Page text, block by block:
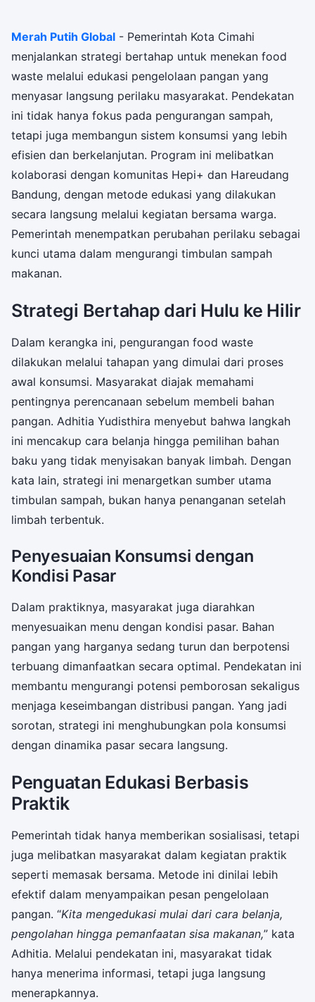
Merah Putih Global - Pemerintah Kota Cimahi
menjalankan strategi bertahap untuk menekan food
waste melalui edukasi pengelolaan pangan yang
menyasar langsung perilaku masyarakat. Pendekatan
ini tidak hanya fokus pada pengurangan sampah,
tetapi juga membangun sistem konsumsi yang lebih
efisien dan berkelanjutan. Program ini melibatkan
kolaborasi dengan komunitas Hepi+ dan Hareudang
Bandung, dengan metode edukasi yang dilakukan
secara langsung melalui kegiatan bersama warga.
Pemerintah menempatkan perubahan perilaku sebagai
kunci utama dalam mengurangi timbulan sampah
makanan.
Strategi Bertahap dari Hulu ke Hilir
Dalam kerangka ini, pengurangan food waste
dilakukan melalui tahapan yang dimulai dari proses
awal konsumsi. Masyarakat diajak memahami
pentingnya perencanaan sebelum membeli bahan
pangan. Adhitia Yudisthira menyebut bahwa langkah
ini mencakup cara belanja hingga pemilihan bahan
baku yang tidak menyisakan banyak limbah. Dengan
kata lain, strategi ini menargetkan sumber utama
timbulan sampah, bukan hanya penanganan setelah
limbah terbentuk.
Penyesuaian Konsumsi dengan
Kondisi Pasar
Dalam praktiknya, masyarakat juga diarahkan
menyesuaikan menu dengan kondisi pasar. Bahan
pangan yang harganya sedang turun dan berpotensi
terbuang dimanfaatkan secara optimal. Pendekatan ini
membantu mengurangi potensi pemborosan sekaligus
menjaga keseimbangan distribusi pangan. Yang jadi
sorotan, strategi ini menghubungkan pola konsumsi
dengan dinamika pasar secara langsung.
Penguatan Edukasi Berbasis
Praktik
Pemerintah tidak hanya memberikan sosialisasi, tetapi
juga melibatkan masyarakat dalam kegiatan praktik
seperti memasak bersama. Metode ini dinilai lebih
efektif dalam menyampaikan pesan pengelolaan
pangan. “Kita mengedukasi mulai dari cara belanja,
pengolahan hingga pemanfaatan sisa makanan,” kata
Adhitia. Melalui pendekatan ini, masyarakat tidak
hanya menerima informasi, tetapi juga langsung
menerapkannya.